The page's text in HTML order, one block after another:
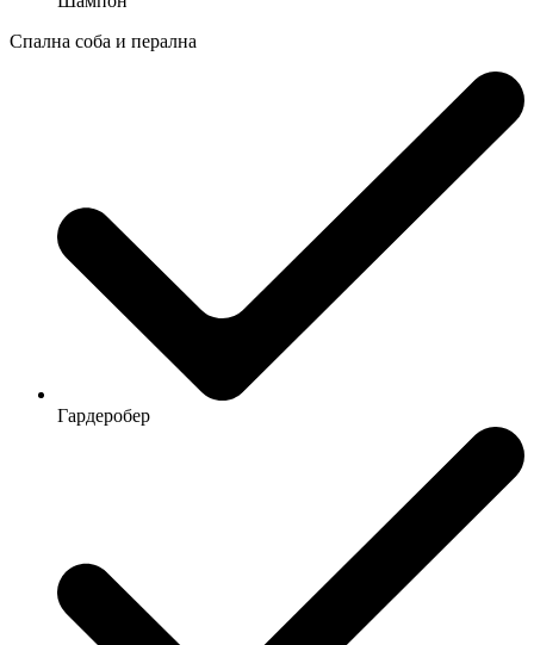
Спална соба и перална
Гардеробер